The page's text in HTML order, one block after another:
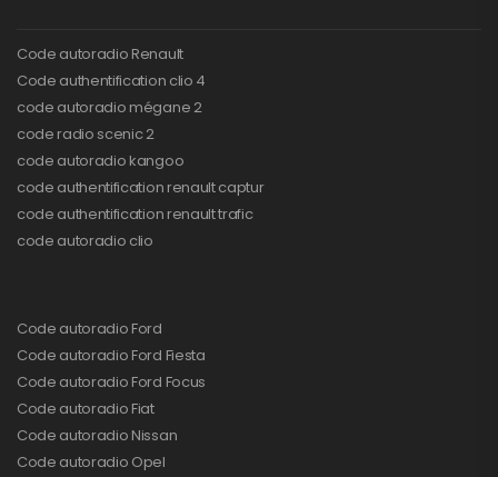
Code autoradio Renault
Code authentification clio 4
code autoradio mégane 2
code radio scenic 2
code autoradio kangoo
code authentification renault captur
code authentification renault trafic
code autoradio clio
Code autoradio Ford
Code autoradio Ford Fiesta
Code autoradio Ford Focus
Code autoradio Fiat
Code autoradio Nissan
Code autoradio Opel